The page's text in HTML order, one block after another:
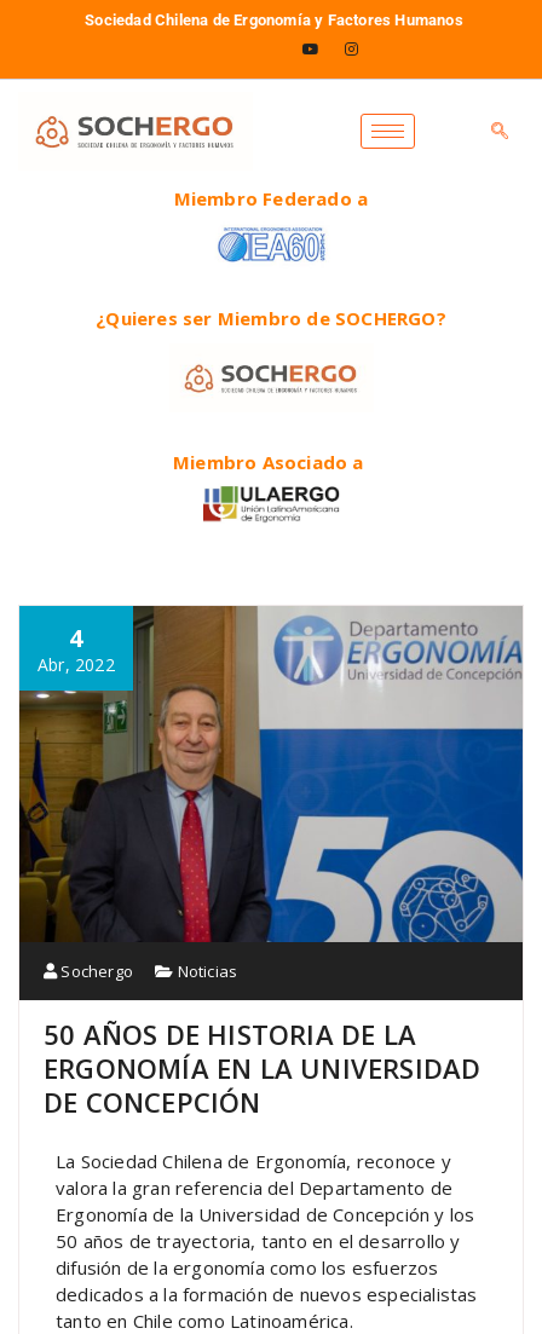
Sociedad Chilena de Ergonomía y Factores Humanos
Miembro Federado a
¿Quieres ser Miembro de SOCHERGO?
Miembro Asociado a
4
Abr, 2022
Sochergo Noticias
50 AÑOS DE HISTORIA DE LA
ERGONOMÍA EN LA UNIVERSIDAD
DE CONCEPCIÓN
La Sociedad Chilena de Ergonomía, reconoce y
valora la gran referencia del Departamento de
Ergonomía de la Universidad de Concepción y los
50 años de trayectoria, tanto en el desarrollo y
difusión de la ergonomía como los esfuerzos
dedicados a la formación de nuevos especialistas
tanto en Chile como Latinoamérica.